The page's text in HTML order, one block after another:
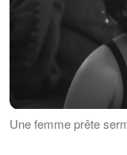
Une femme prête